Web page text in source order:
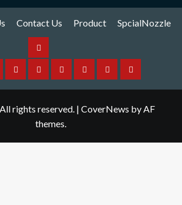
Contact Us Product SpcialNozzle
Contact
Product
SpareYamaha
I
HitachiSpcialNozzle
rights reserved. | CoverNews by AF
themes.